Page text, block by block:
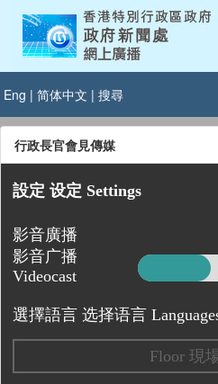
Eng | 简体中文 | 搜尋
行政長官會見傳媒